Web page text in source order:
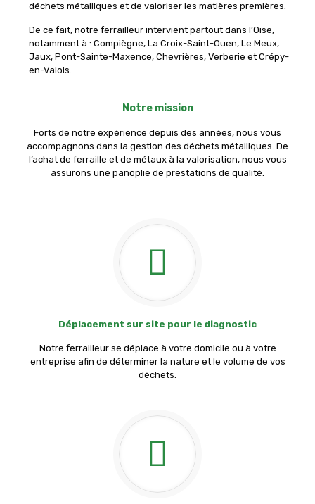
déchets métalliques et de valoriser les matières premières.
De ce fait, notre ferrailleur intervient partout dans l’Oise,
notamment à : Compiègne, La Croix-Saint-Ouen, Le Meux,
Jaux, Pont-Sainte-Maxence, Chevrières, Verberie et Crépy-
en-Valois.
Notre mission
Forts de notre expérience depuis des années, nous vous
accompagnons dans la gestion des déchets métalliques. De
l’achat de ferraille et de métaux à la valorisation, nous vous
assurons une panoplie de prestations de qualité.
Déplacement sur site pour le diagnostic
Notre ferrailleur se déplace à votre domicile ou à votre
entreprise afin de déterminer la nature et le volume de vos
déchets.